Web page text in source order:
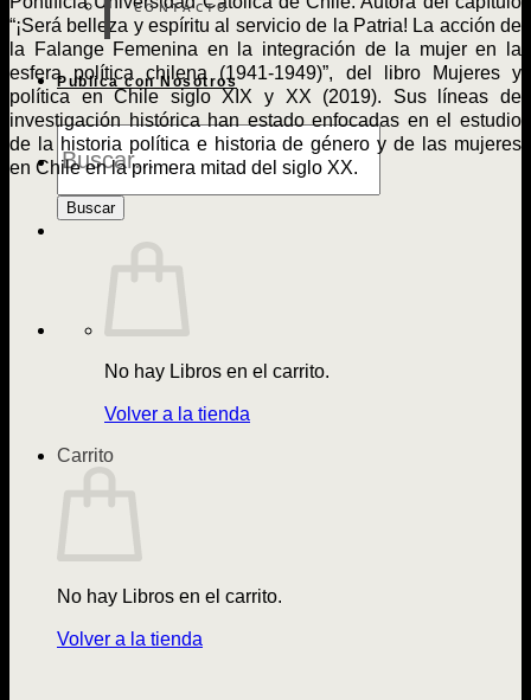
CONTACTO
Publica con Nosotros
Búsqueda
de
Libros
Buscar
No hay Libros en el carrito.
Volver a la tienda
Carrito
No hay Libros en el carrito.
Volver a la tienda
“¡Será belleza y espíritu al servicio de la Patria! La acción de
la Falange Femenina en la integración de la mujer en la
esfera política chilena (1941-1949)”, del libro Mujeres y
política en Chile siglo XIX y XX (2019). Sus líneas de
investigación histórica han estado enfocadas en el estudio
de la historia política e historia de género y de las mujeres
en Chile en la primera mitad del siglo XX.